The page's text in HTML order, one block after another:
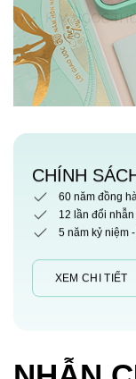
CHÍNH
60 năm đồng
12 lần đổi
5 năm kỷ niệm
XEM CHI TIẾT